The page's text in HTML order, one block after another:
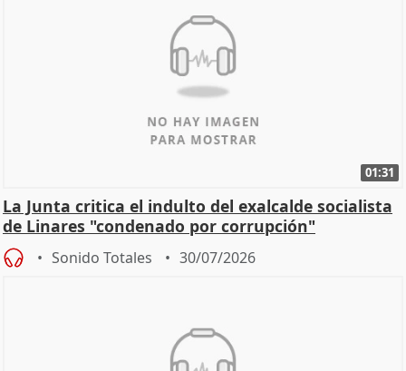
01:31
La Junta critica el indulto del exalcalde socialista
de Linares "condenado por corrupción"
Sonido Totales 30/07/2026